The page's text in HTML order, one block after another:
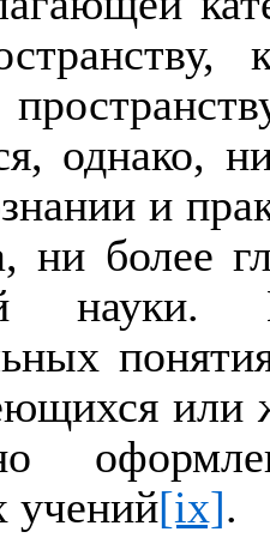
однако,
и
ни более
или
учений[ix].